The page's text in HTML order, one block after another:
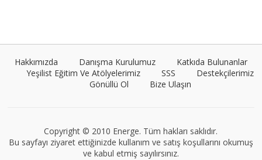
Hakkımızda Danışma Kurulumuz
Katkıda Bulunanlar
Yeşilist Eğitim Ve Atölyelerimiz
SSS
Destekçilerimiz
Gönüllü Ol
Bize Ulaşın
Copyright © 2010 Energe. Tüm hakları saklıdır.
Bu sayfayı ziyaret ettiğinizde kullanım ve satış koşullarını okumuş
ve kabul etmiş sayılırsınız.